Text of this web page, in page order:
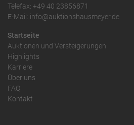
Telefax: +49 40 23856871
E-Mail: info@auktionshausmeyer.de
Startseite
Auktionen und Versteigerungen
Highlights
Karriere
Über uns
FAQ
Kontakt